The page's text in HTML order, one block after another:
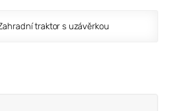
traktor s uzávěrkou